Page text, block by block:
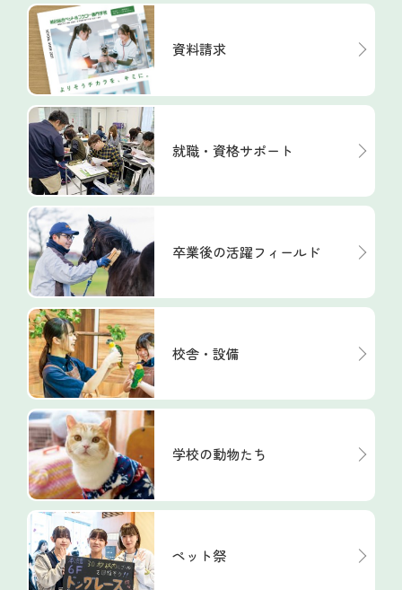
資料請求
就職・資格サポート
卒業後の活躍フィールド
校舎・設備
学校の動物たち
ペット祭